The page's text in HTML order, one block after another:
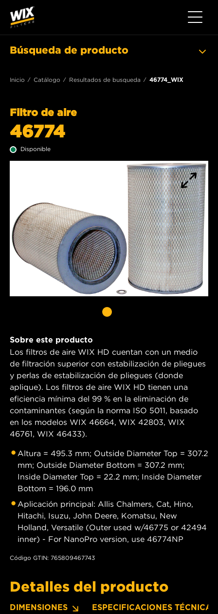
Toggle
Búsqueda de producto
Inicio Catálogo Resultados de busqueda 46774_WIX
Filtro de aire
46774
Disponible
Sobre este producto
Los filtros de aire WIX HD cuentan con un medio
de filtración superior con estabilización de pliegues
y perlas de estabilización de pliegues (donde
aplique). Los filtros de aire WIX HD tienen una
eficiencia mínima del 99 % en la eliminación de
contaminantes (según la norma ISO 5011, basado
en los modelos WIX 46664, WIX 42803, WIX
46761, WIX 46433).
Altura = 495.3 mm; Outside Diameter Top = 307.2
mm; Outside Diameter Bottom = 307.2 mm;
Inside Diameter Top = 22.2 mm; Inside Diameter
Bottom = 196.0 mm
Aplicación principal: Allis Chalmers, Cat, Hino,
Hitachi, Isuzu, John Deere, Komatsu, New
Holland, Versatile (Outer used w/46775 or 42494
inner) - For NanoPro version, use 46774NP
Código GTIN: 765809467743
Detalles del producto
DIMENSIONES ESPECIFICACIONES TÉCNICAS